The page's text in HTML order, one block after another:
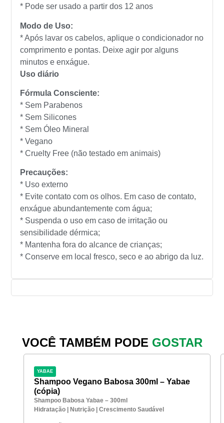
* Pode ser usado a partir dos 12 anos
Modo de Uso:
* Após lavar os cabelos, aplique o condicionador no
comprimento e pontas. Deixe agir por alguns
minutos e enxágue.
Uso diário
Fórmula Consciente:
* Sem Parabenos
* Sem Silicones
* Sem Óleo Mineral
* Vegano
* Cruelty Free (não testado em animais)
Precauções:
* Uso externo
* Evite contato com os olhos. Em caso de contato,
enxágue abundantemente com água;
* Suspenda o uso em caso de irritação ou
sensibilidade dérmica;
* Mantenha fora do alcance de crianças;
* Conserve em local fresco, seco e ao abrigo da luz.
VOCÊ TAMBÉM PODE GOSTAR
YABAE
Shampoo Vegano Babosa 300ml – Yabae
(cópia)
Shampoo Babosa Yabae – 300ml
Hidratação | Nutrição | Crescimento Saudável